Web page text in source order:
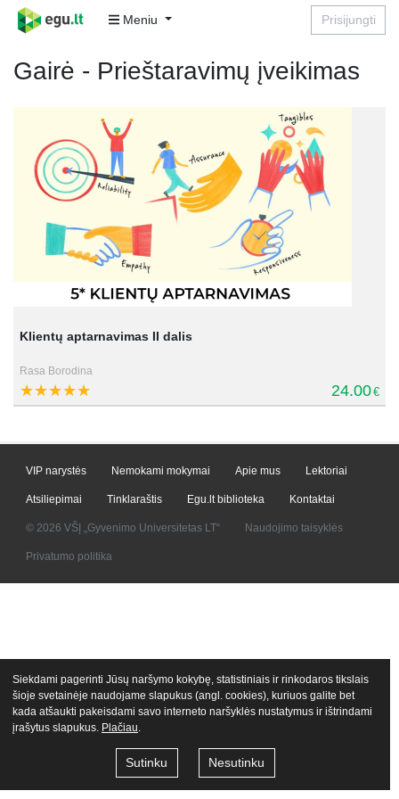
Meniu Prisijungti
Gairė - Prieštaravimų įveikimas
Klientų aptarnavimas II dalis
Rasa Borodina
24.00€
VIP narystės Nemokami mokymai Apie mus Lektoriai
Atsiliepimai Tinklaraštis Egu.lt biblioteka Kontaktai
© 2026 VŠĮ „Gyvenimo Universitetas LT“ Naudojimo taisyklės
Privatumo politika
Siekdami pagerinti Jūsų naršymo kokybę, statistiniais ir rinkodaros tikslais
šioje svetainėje naudojame slapukus (angl. cookies), kuriuos galite bet
kada atšaukti pakeisdami savo interneto naršyklės nustatymus ir ištrindami
įrašytus slapukus. Plačiau
Sutinku Nesutinku